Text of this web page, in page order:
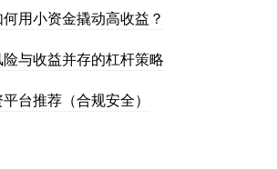
用小资金撬动高收益？
与收益并存的杠杆策略
台推荐（合规安全）